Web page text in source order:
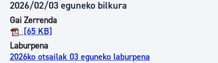
2026/02/03 eguneko bilkura
Gai Zerrenda
[65 KB]
Laburpena
2026ko otsailak 03 eguneko laburpena